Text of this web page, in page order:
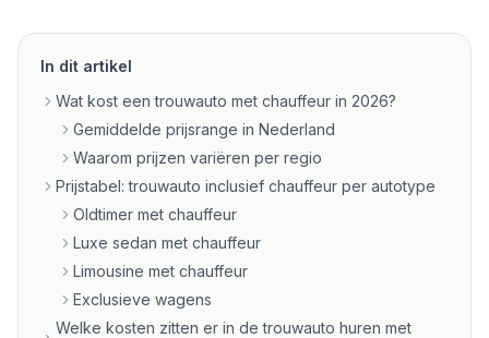
In dit artikel
Wat kost een trouwauto met chauffeur in 2026?
Gemiddelde prijsrange in Nederland
Waarom prijzen variëren per regio
Prijstabel: trouwauto inclusief chauffeur per autotype
Oldtimer met chauffeur
Luxe sedan met chauffeur
Limousine met chauffeur
Exclusieve wagens
Welke kosten zitten er in de trouwauto huren met